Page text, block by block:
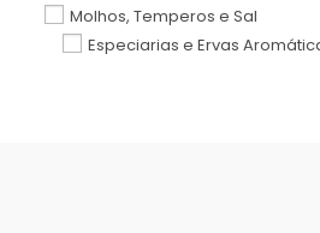
Molhos, Temperos e Sal
Especiarias e Ervas